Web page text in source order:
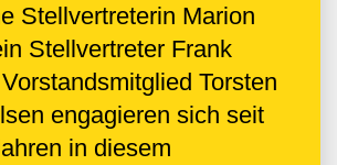
Stellvertreterin Marion
Stellvertreter Frank
Torsten
engagieren sich seit
in diesem